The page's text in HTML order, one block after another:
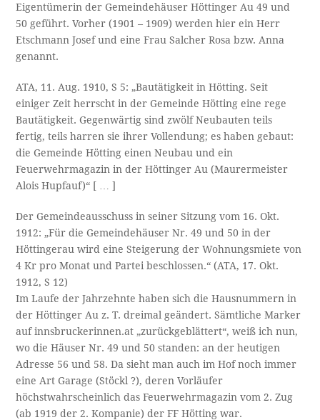
Eigentümerin der Gemeindehäuser Höttinger Au 49 und
50 geführt. Vorher (1901 – 1909) werden hier ein Herr
Etschmann Josef und eine Frau Salcher Rosa bzw. Anna
genannt.
ATA, 11. Aug. 1910, S 5: „Bautätigkeit in Hötting. Seit
einiger Zeit herrscht in der Gemeinde Hötting eine rege
Bautätigkeit. Gegenwärtig sind zwölf Neubauten teils
fertig, teils harren sie ihrer Vollendung; es haben gebaut:
die Gemeinde Hötting einen Neubau und ein
Feuerwehrmagazin in der Höttinger Au (Maurermeister
Alois Hupfauf)“ [ … ]
Der Gemeindeausschuss in seiner Sitzung vom 16. Okt.
1912: „Für die Gemeindehäuser Nr. 49 und 50 in der
Höttingerau wird eine Steigerung der Wohnungsmiete von
4 Kr pro Monat und Partei beschlossen.“ (ATA, 17. Okt.
1912, S 12)
Im Laufe der Jahrzehnte haben sich die Hausnummern in
der Höttinger Au z. T. dreimal geändert. Sämtliche Marker
auf innsbruckerinnen.at „zurückgeblättert“, weiß ich nun,
wo die Häuser Nr. 49 und 50 standen: an der heutigen
Adresse 56 und 58. Da sieht man auch im Hof noch immer
eine Art Garage (Stöckl ?), deren Vorläufer
höchstwahrscheinlich das Feuerwehrmagazin vom 2. Zug
(ab 1919 der 2. Kompanie) der FF Hötting war.